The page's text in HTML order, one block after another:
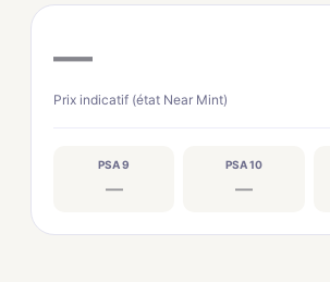
—
Prix indicatif (état Near Mint)
PSA 9
—
PSA 10
—